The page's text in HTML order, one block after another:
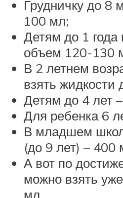
Грудничку до 8
100 мл;
Детям до 1
объем 120-130
В 2 летнем
взять жидкости
Детям до 4 лет
Для ребенка 6
В младшем
(до 9 лет) – 400
А вот по
можно взять
мл.